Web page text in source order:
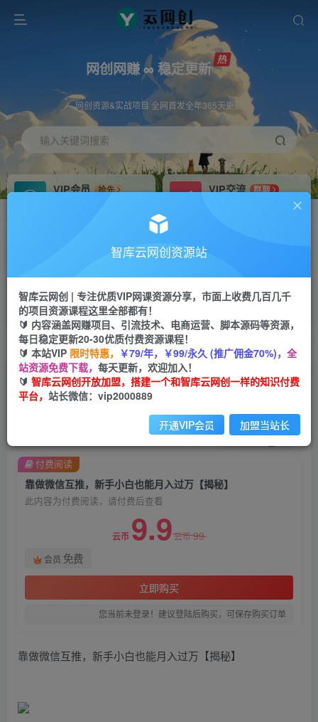
网创网赚 ∞ 稳定更新
网创资源&实战项目 全网首发全年365天更新
输入关键词搜索
VIP会员
抢先
VIP交流
群聊
研究探讨更多创业项目路子。
会员专属推广链接
网赚网创 项目
365天稳定跟新
APP下载
GO
首页 创业课程 会员免费 正文
靠做微信互推，新手小白也能月入过万【揭秘】
关注 私信
靠做微信互推，新手小白也能月入过万【揭秘】
此内容为付费阅读，请付费后查看
云币 9.9云币99
会员 免费
立即购买
您当前未登录！建议登陆后购买，可保存购买订单
付费阅读
靠做微信互推，新手小白也能月入过万【揭秘】
智库云网创资源站
智库云网创 | 专注优质VIP网课资源分享，市面上收费几百几千
的项目资源课程这里全部都有！
🔰 内容涵盖网赚项目、引流技术、电商运营、脚本源码等资源，
每日稳定更新20-30优质付费资源课程！
🔰 本站VIP 限时特惠， ￥79/年，￥99/永久 (推广佣金70%)， 全
站资源免费下载， 每天更新，欢迎加入！
🔰 智库云网创开放加盟，搭建一个和智库云网创一样的知识付费
平台， 站长微信：vip2000889
开通VIP会员 加盟当站长